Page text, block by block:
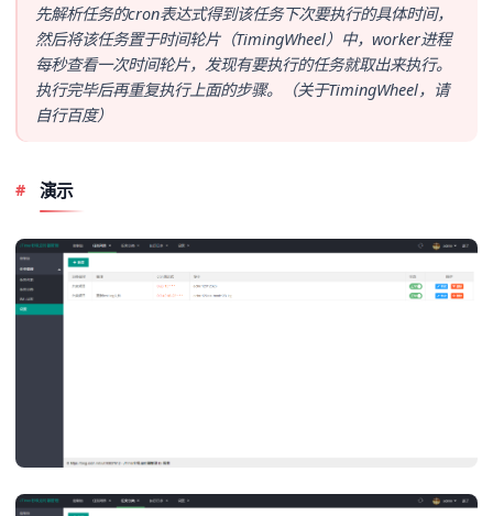
先解析任务的cron表达式得到该任务下次要执行的具体时间，
然后将该任务置于时间轮片（TimingWheel）中，worker进程
每秒查看一次时间轮片，发现有要执行的任务就取出来执行。
执行完毕后再重复执行上面的步骤。（关于TimingWheel，请
自行百度）
演示